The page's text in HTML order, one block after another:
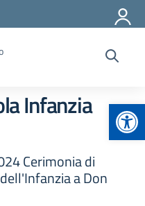
Infanzia
Cerimonia di
a Don